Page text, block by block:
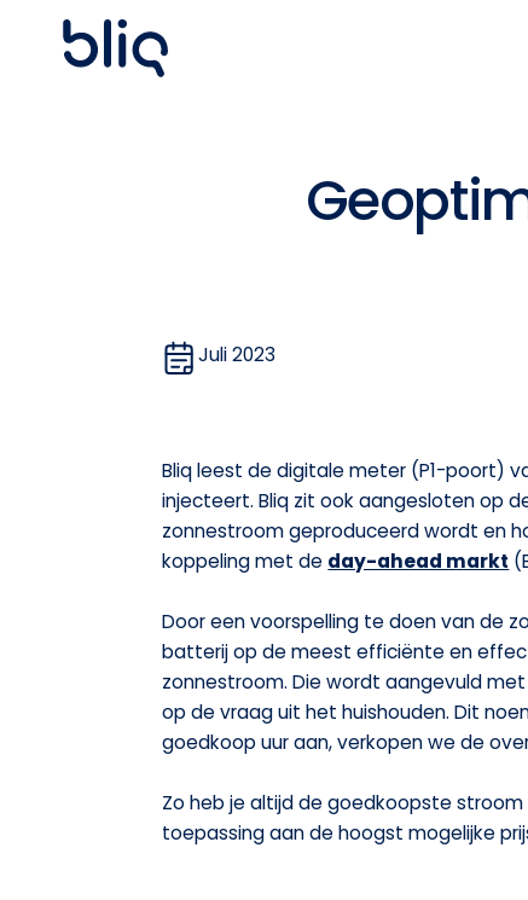
Juli 2023
Bliq leest de digitale meter (P1-poort)
injecteert. Bliq zit ook aangesloten op
zonnestroom geproduceerd wordt en
koppeling met de day-ahead markt
Door een voorspelling te doen van de
batterij op de meest efficiënte en
zonnestroom. Die wordt aangevuld
op de vraag uit het huishouden. Dit
goedkoop uur aan, verkopen we de
Zo heb je altijd de goedkoopste
toepassing aan de hoogst mogelijke